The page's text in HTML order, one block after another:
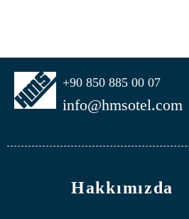
+90 850 885 00 07
info@hmsotel.com
Hakkımızda